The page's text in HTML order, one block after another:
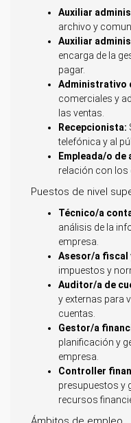
Auxiliar
archivo y
Auxiliar
encarga de la
pagar.
Administrativo
comerciales y
las ventas.
Recepcionista:
telefónica y al
Empleada/o
relación con los
Puestos de nivel
Técnico/a
análisis de la
empresa.
Asesor/a fiscal
impuestos y
Auditor/a de
y externas para
cuentas.
Gestor/a
planificación y
empresa.
Controller
presupuestos y
recursos